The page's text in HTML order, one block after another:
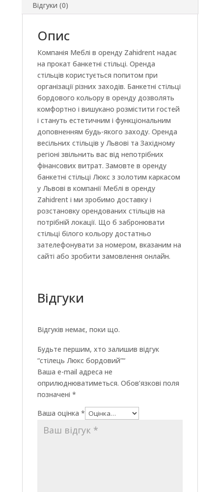
Відгуки (0)
Опис
Компанія Меблі в оренду Zahidrent надає
на прокат банкетні стільці. Оренда
стільців користується попитом при
організації різних заходів. Банкетні стільці
бордового кольору в оренду дозволять
комфортно і вишукано розмістити гостей
і стануть естетичним і функціональним
доповненням будь-якого заходу. Оренда
весільних стільців у Львові та Західному
регіоні звільнить вас від непотрібних
фінансових витрат. Замовте в оренду
банкетні стільці Люкс з золотим каркасом
у Львові в компанії Меблі в оренду
Zahidrent і ми зробимо доставку і
розстановку орендованих стільців на
потрібній локації. Що б забронювати
стільці білого кольору достатньо
зателефонувати за номером, вказаним на
сайті або зробити замовлення онлайн.
Відгуки
Відгуків немає, поки що.
Будьте першим, хто залишив відгук
“стілець Люкс бордовий”“
Ваша e-mail адреса не
оприлюднюватиметься. Обов’язкові поля
позначені *
Ваша оцінка *